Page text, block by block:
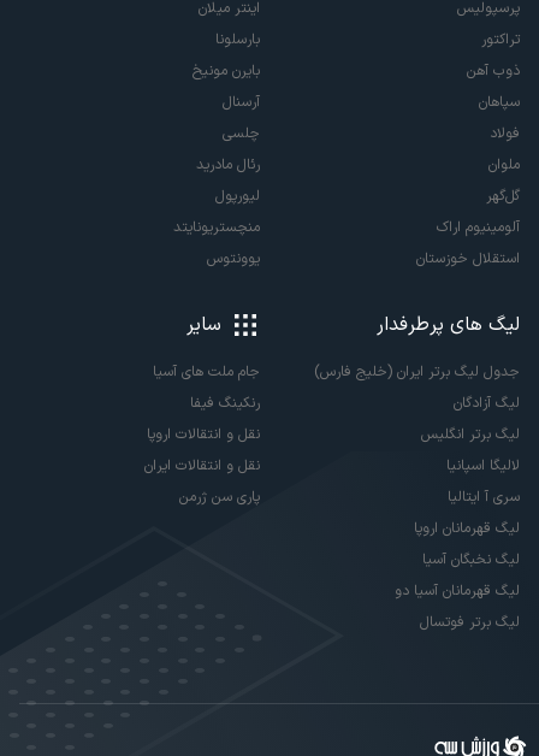
پرسپولیس
تراکتور
ذوب آهن
سپاهان
فولاد
ملوان
گل‌گهر
آلومینیوم اراک
استقلال خوزستان
اینتر میلان
بارسلونا
بایرن مونیخ
آرسنال
چلسی
رئال مادرید
لیورپول
منچستریونایتد
یوونتوس
لیگ های پرطرفدار
جدول لیگ برتر ایران (خلیج فارس)
لیگ آزادگان
لیگ برتر انگلیس
لالیگا اسپانیا
سری آ ایتالیا
لیگ قهرمانان اروپا
لیگ نخبگان آسیا
لیگ قهرمانان آسیا دو
لیگ برتر فوتسال
سایر
جام ملت های آسیا
رنکینگ فیفا
نقل و انتقالات اروپا
نقل و انتقالات ایران
پاری سن ژرمن